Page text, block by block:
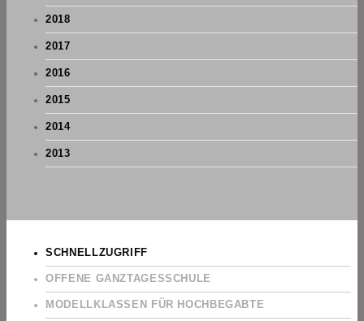
2018
2017
2016
2015
2014
2013
SCHNELLZUGRIFF
OFFENE GANZTAGESSCHULE
MODELLKLASSEN FÜR HOCHBEGABTE